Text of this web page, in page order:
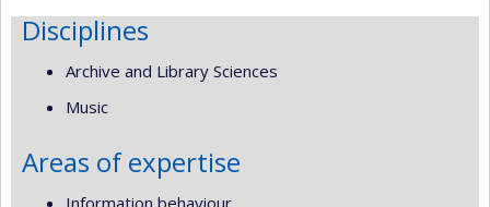
Disciplines
Archive and Library Sciences
Music
Areas of expertise
Information behaviour